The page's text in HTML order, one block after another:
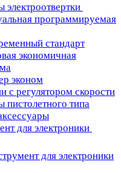
электроотвертки
программируемая
стандарт
экономичная
эконом
с регулятором скорости
пистолетного типа
для электроники
для электроники